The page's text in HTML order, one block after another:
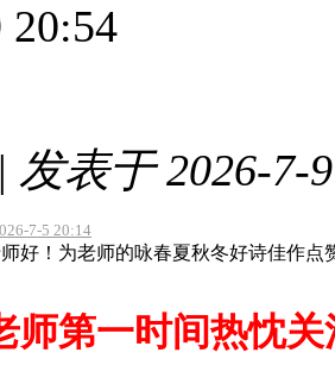
20:54
| 发表于 2026-7-
7-5 20:14
好！为老师的咏春夏秋冬好诗佳作点
第一时间热忱关